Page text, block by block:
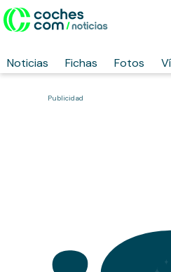
Noticias Fichas Fotos
Publicidad